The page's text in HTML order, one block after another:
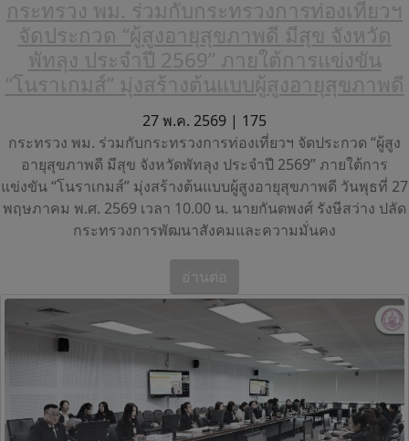
กระทรวง พม. ร่วมกับกระทรวงการท่องเที่ยวฯ
จัดประกวด “ผู้สูงอายุสุขภาพดี มีสุข จังหวัด
พัทลุง ประจำปี 2569” ภายใต้การแข่งขัน
“โนราเกมส์” มุ่งสร้างต้นแบบผู้สูงอายุสุขภาพดี
27 พ.ค. 2569 | 175
กระทรวง พม. ร่วมกับกระทรวงการท่องเที่ยวฯ จัดประกวด “ผู้สูง
อายุสุขภาพดี มีสุข จังหวัดพัทลุง ประจำปี 2569” ภายใต้การ
แข่งขัน “โนราเกมส์” มุ่งสร้างต้นแบบผู้สูงอายุสุขภาพดี วันพุธที่ 27
พฤษภาคม พ.ศ. 2569 เวลา 10.00 น. นายกันตพงศ์ รังษีสว่าง ปลัด
กระทรวงการพัฒนาสังคมและความมั่นคง
อ่านต่อ